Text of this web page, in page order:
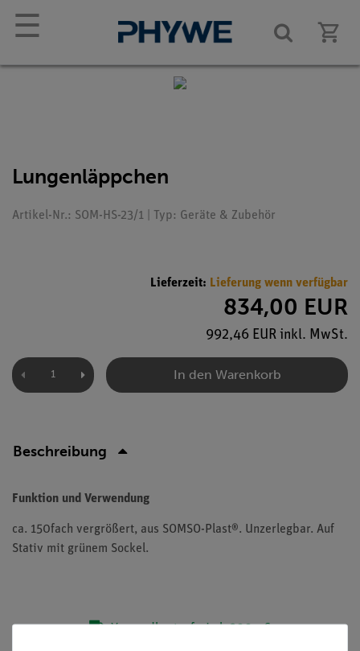
☰
Lungenläppchen
Artikel-Nr.: SOM-HS-23/1 | Typ: Geräte & Zubehör
Lieferzeit: Lieferung wenn verfügbar
834,00 EUR
992,46 EUR inkl. MwSt.
In den Warenkorb
Beschreibung
Funktion und Verwendung
ca. 150fach vergrößert, aus SOMSO-Plast®. Unzerlegbar. Auf
Stativ mit grünem Sockel.
Versandkostenfrei ab 300,- €